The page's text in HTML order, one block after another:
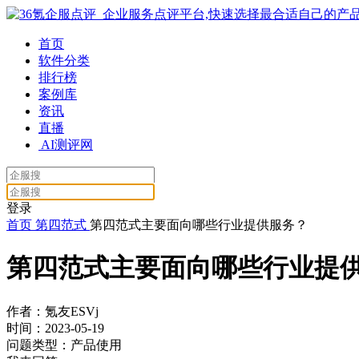
首页
软件分类
排行榜
案例库
资讯
直播
AI测评网
登录
首页 第四范式 第四范式主要面向哪些行业提供服务？
第四范式主要面向哪些行业提
作者：氪友ESVj
时间：2023-05-19
问题类型：产品使用